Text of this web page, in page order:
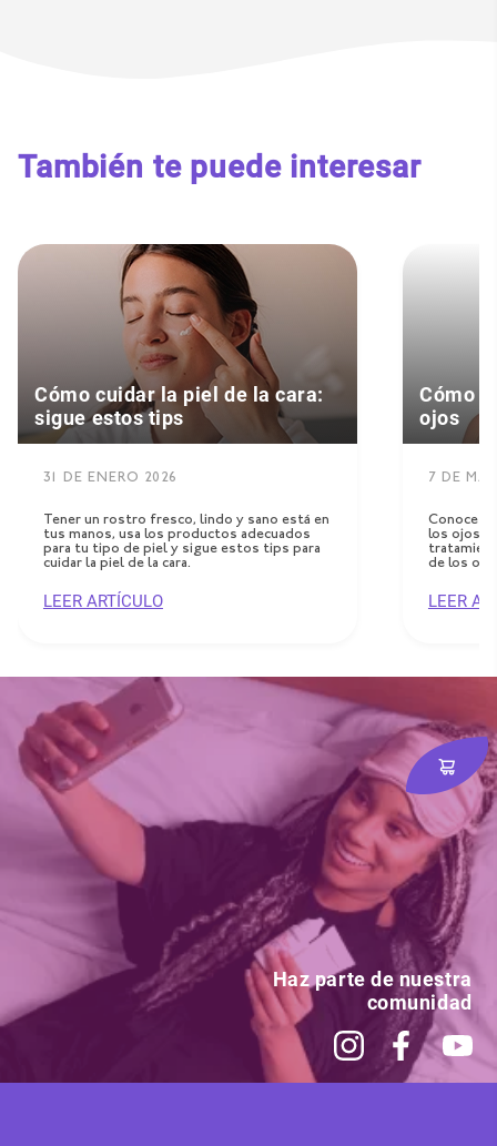
También te puede interesar
Cómo cuidar la piel de la cara:
sigue estos tips
31 DE ENERO 2026
Tener un rostro fresco, lindo y sano está en
tus manos, usa los productos adecuados
para tu tipo de piel y sigue estos tips para
cuidar la piel de la cara.
LEER ARTÍCULO
Cómo
ojos
7 DE
Conoce
los ojos y
de los
LEER
Haz parte de nuestra
comunidad